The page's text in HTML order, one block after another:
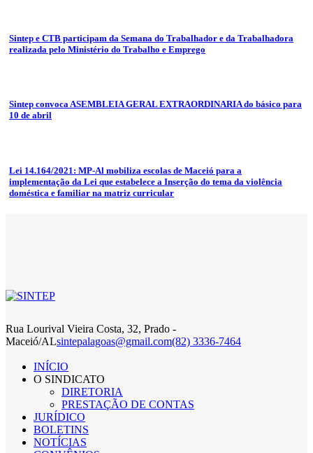
Sintep e CTB participam da Semana do Trabalhador e da Trabalhadora
realizada pelo Ministério do Trabalho e Emprego
Sintep convoca ASEMBLEIA GERAL EXTRAORDINARIA do básico para
10 de abril
Lei 14.164/2021: MP-Al mobiliza escolas de Maceió para a
implementação da Lei que estabelece a Inserção do tema da violência
doméstica e familiar na matriz curricular
Rua Lourival Vieira Costa, 32, Prado -
Maceió/ALsintepalagoas@gmail.com(82) 3336-7464
INÍCIO
O SINDICATO
DIRETORIA
PRESTAÇÃO DE CONTAS
JURÍDICO
BOLETINS
NOTÍCIAS